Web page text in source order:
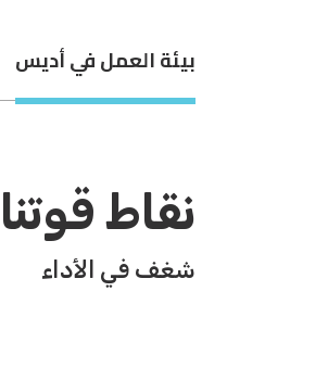
بيئة العمل في أديس
نقاط قوتنا
شغف في الأداء